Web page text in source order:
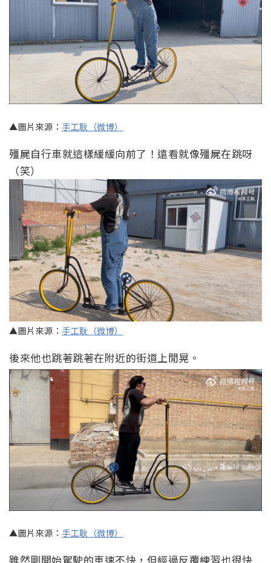
▲圖片來源： 手工耿（微博）
殭屍自行車就這樣緩緩向前了！遠看就像殭屍在跳呀
（笑）
▲圖片來源： 手工耿（微博）
後來他也跳著跳著在附近的街道上閒晃。
▲圖片來源： 手工耿（微博）
雖然剛開始駕駛的車速不快，但經過反覆練習也很快